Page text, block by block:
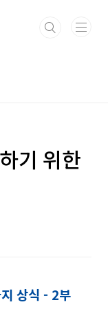
기 위한
상식 - 2부